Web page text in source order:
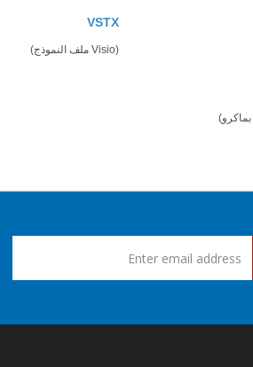
VSTX
(Visio ملف النموذج)